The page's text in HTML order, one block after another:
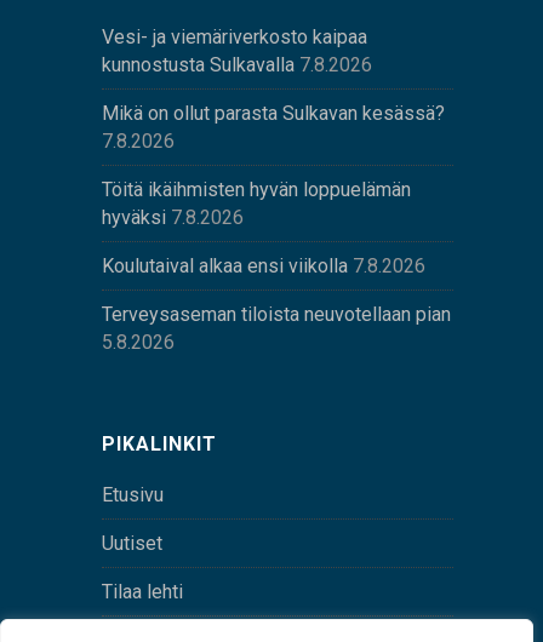
Vesi- ja viemäriverkosto kaipaa
kunnostusta Sulkavalla 7.8.2026
Mikä on ollut parasta Sulkavan kesässä?
7.8.2026
Töitä ikäihmisten hyvän loppuelämän
hyväksi 7.8.2026
Koulutaival alkaa ensi viikolla 7.8.2026
Terveysaseman tiloista neuvotellaan pian
5.8.2026
PIKALINKIT
Etusivu
Uutiset
Tilaa lehti